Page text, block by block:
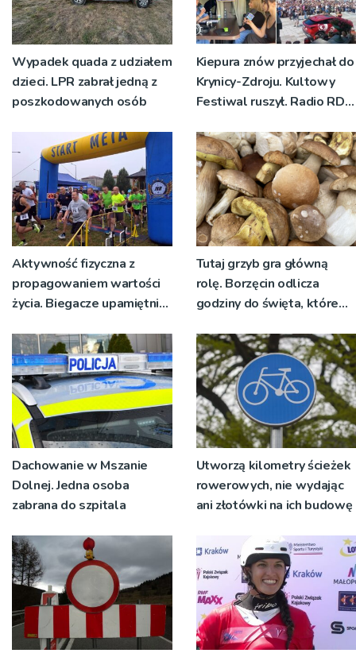
Wypadek quada z udziałem
dzieci. LPR zabrał jedną z
poszkodowanych osób
Kiepura znów przyjechał do
Krynicy-Zdroju. Kultowy
Festiwal ruszył. Radio RDN
żywo [ZDJĘCIA]
Aktywność fizyczna z
propagowaniem wartości
życia. Biegacze upamiętnili
Tutaj grzyb gra główną
rolę. Borzęcin odlicza
godziny do święta, które
pokoleń
Dachowanie w Mszanie
Dolnej. Jedna osoba
zabrana do szpitala
Utworzą kilometry ścieżek
rowerowych, nie wydając
ani złotówki na ich budowę